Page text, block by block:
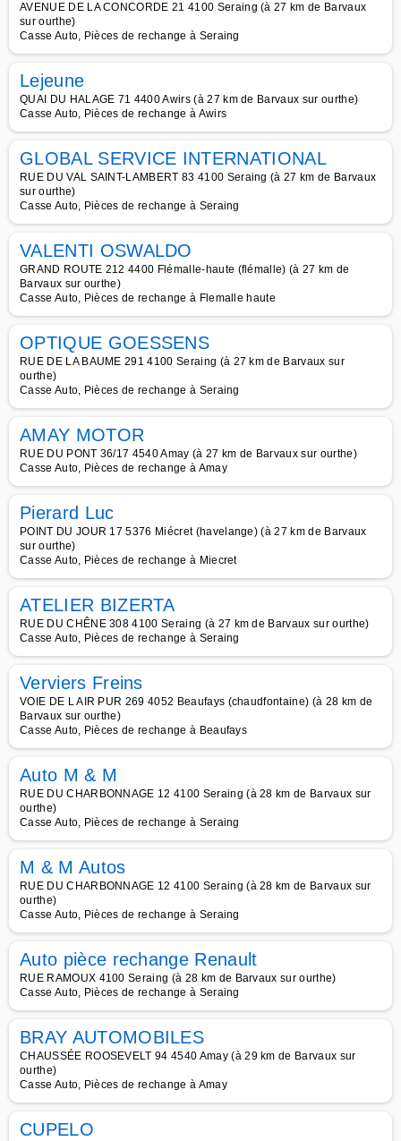
AVENUE DE LA CONCORDE 21 4100 Seraing (à 27 km de Barvaux
sur ourthe)
Casse Auto, Pièces de rechange à Seraing
Lejeune
QUAI DU HALAGE 71 4400 Awirs (à 27 km de Barvaux sur ourthe)
Casse Auto, Pièces de rechange à Awirs
GLOBAL SERVICE INTERNATIONAL
RUE DU VAL SAINT-LAMBERT 83 4100 Seraing (à 27 km de Barvaux
sur ourthe)
Casse Auto, Pièces de rechange à Seraing
VALENTI OSWALDO
GRAND ROUTE 212 4400 Flémalle-haute (flémalle) (à 27 km de
Barvaux sur ourthe)
Casse Auto, Pièces de rechange à Flemalle haute
OPTIQUE GOESSENS
RUE DE LA BAUME 291 4100 Seraing (à 27 km de Barvaux sur
ourthe)
Casse Auto, Pièces de rechange à Seraing
AMAY MOTOR
RUE DU PONT 36/17 4540 Amay (à 27 km de Barvaux sur ourthe)
Casse Auto, Pièces de rechange à Amay
Pierard Luc
POINT DU JOUR 17 5376 Miécret (havelange) (à 27 km de Barvaux
sur ourthe)
Casse Auto, Pièces de rechange à Miecret
ATELIER BIZERTA
RUE DU CHÊNE 308 4100 Seraing (à 27 km de Barvaux sur ourthe)
Casse Auto, Pièces de rechange à Seraing
Verviers Freins
VOIE DE L AIR PUR 269 4052 Beaufays (chaudfontaine) (à 28 km de
Barvaux sur ourthe)
Casse Auto, Pièces de rechange à Beaufays
Auto M & M
RUE DU CHARBONNAGE 12 4100 Seraing (à 28 km de Barvaux sur
ourthe)
Casse Auto, Pièces de rechange à Seraing
M & M Autos
RUE DU CHARBONNAGE 12 4100 Seraing (à 28 km de Barvaux sur
ourthe)
Casse Auto, Pièces de rechange à Seraing
Auto pièce rechange Renault
RUE RAMOUX 4100 Seraing (à 28 km de Barvaux sur ourthe)
Casse Auto, Pièces de rechange à Seraing
BRAY AUTOMOBILES
CHAUSSÉE ROOSEVELT 94 4540 Amay (à 29 km de Barvaux sur
ourthe)
Casse Auto, Pièces de rechange à Amay
CUPELO